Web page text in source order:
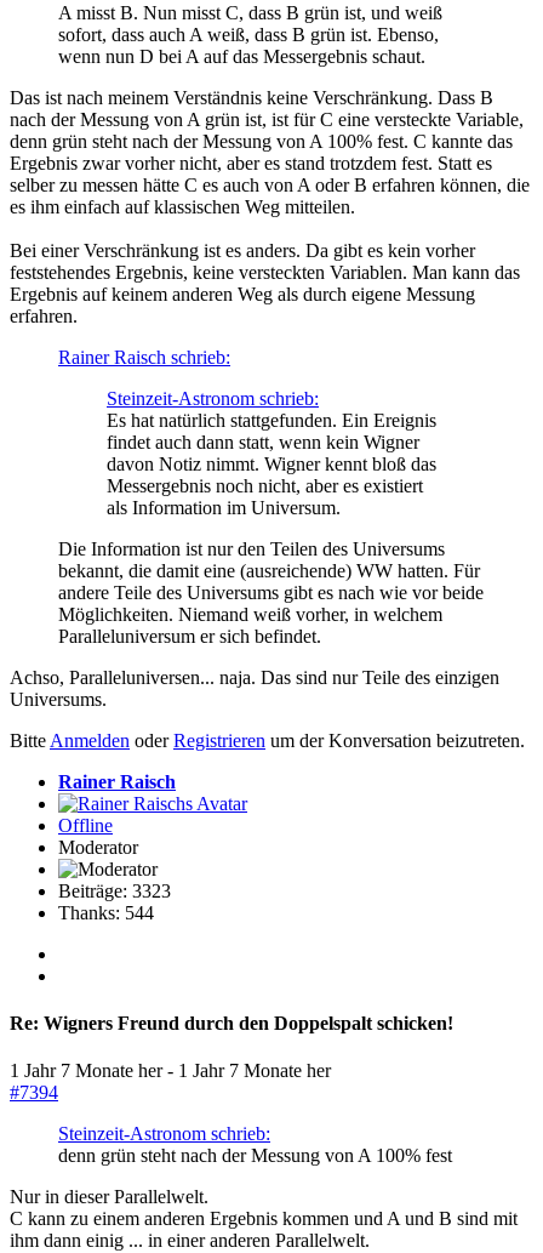
A misst B. Nun misst C, dass B grün ist, und weiß
sofort, dass auch A weiß, dass B grün ist. Ebenso,
wenn nun D bei A auf das Messergebnis schaut.
Das ist nach meinem Verständnis keine Verschränkung. Dass B
nach der Messung von A grün ist, ist für C eine versteckte Variable,
denn grün steht nach der Messung von A 100% fest. C kannte das
Ergebnis zwar vorher nicht, aber es stand trotzdem fest. Statt es
selber zu messen hätte C es auch von A oder B erfahren können, die
es ihm einfach auf klassischen Weg mitteilen.
Bei einer Verschränkung ist es anders. Da gibt es kein vorher
feststehendes Ergebnis, keine versteckten Variablen. Man kann das
Ergebnis auf keinem anderen Weg als durch eigene Messung
erfahren.
Rainer Raisch schrieb:
Steinzeit-Astronom schrieb:
Es hat natürlich stattgefunden. Ein Ereignis
findet auch dann statt, wenn kein Wigner
davon Notiz nimmt. Wigner kennt bloß das
Messergebnis noch nicht, aber es existiert
als Information im Universum.
Die Information ist nur den Teilen des Universums
bekannt, die damit eine (ausreichende) WW hatten. Für
andere Teile des Universums gibt es nach wie vor beide
Möglichkeiten. Niemand weiß vorher, in welchem
Paralleluniversum er sich befindet.
Achso, Paralleluniversen... naja. Das sind nur Teile des einzigen
Universums.
Bitte Anmelden oderRegistrieren um der Konversation beizutreten.
Rainer Raisch
Offline
Moderator
Beiträge: 3323
Thanks: 544
Re: Wigners Freund durch den Doppelspalt schicken!
1 Jahr 7 Monate her- 1 Jahr 7 Monate her
#7394
Steinzeit-Astronom schrieb:
denn grün steht nach der Messung von A 100% fest
Nur in dieser Parallelwelt.
C kann zu einem anderen Ergebnis kommen und A und B sind mit
ihm dann einig ... in einer anderen Parallelwelt.